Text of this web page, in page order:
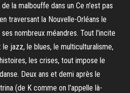
la malbouffe dans un Ce n'est pas
traversant la Nouvelle-Orléans le
nombreux méandres. Tout l'incite
jazz, le blues, le multiculturalisme,
les crises, tout impose le
Deux ans et demi après le
(de K comme on l'appelle là-